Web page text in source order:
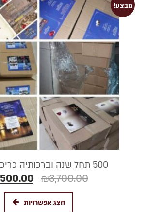
מבצע!
500 תחל שנה וברכותיה כריכה אישית
₪3,700.00
הצג אפשרויות